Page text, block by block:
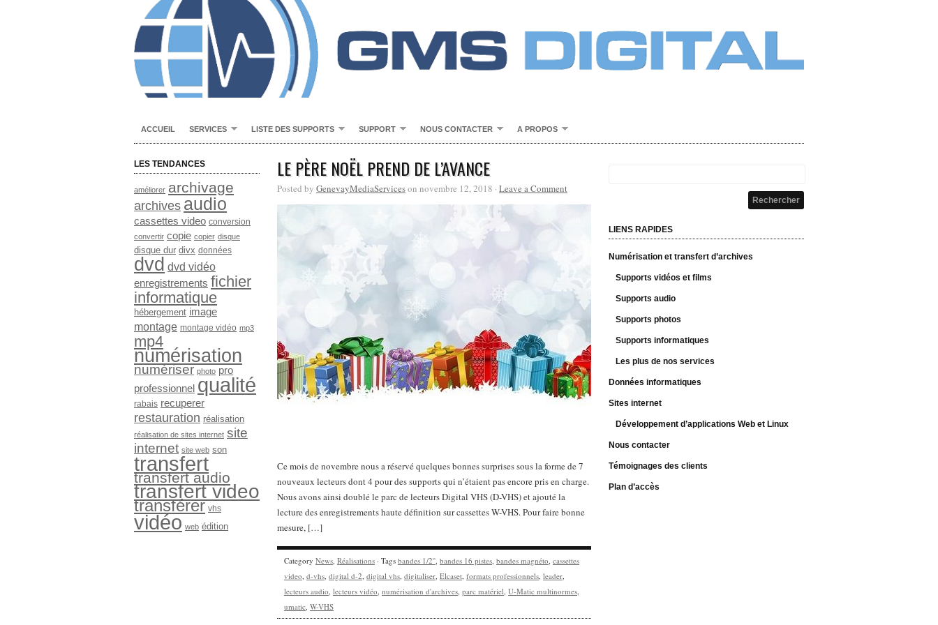
ACCUEIL SERVICES LISTE DES SUPPORTS SUPPORT NOUS CONTACTER A PROPOS
LES TENDANCES
améliorer archivage
archives audio
cassettes video conversion
convertir copie copier disque
disque dur divx données
dvd dvd vidéo
enregistrements fichier
informatique
hébergement image
montage montage vidéo mp3
mp4
numérisation
numériser photo pro
professionnel qualité
rabais recuperer
restauration réalisation
réalisation de sites internet site
internet site web son
transfert
transfert audio
transfert video
transférer vhs
vidéo web édition
LE PÈRE NOËL PREND DE L’AVANCE
Posted by GenevayMediaServiceson novembre 12, 2018 · Leave a Comment
Ce mois de novembre nous a réservé quelques bonnes surprises sous la forme de 7
nouveaux lecteurs dont 4 pour des supports qui n’étaient pas encore pris en charge.
Nous avons ainsi doublé le parc de lecteurs Digital VHS (D-VHS) et ajouté la
lecture des enregistrements haute définition sur cassettes W-VHS. Pour faire bonne
mesure, […]
Category News, Réalisations · Tags bandes 1/2'', bandes 16 pistes, bandes magnéto, cassettes
video, d-vhs, digital d-2, digital vhs, digitaliser, Elcaset, formats professionnels, leader,
lecteurs audio, lecteurs vidéo, numérisation d'archives, parc matériel, U-Matic multinormes,
umatic, W-VHS
LIENS RAPIDES
Numérisation et transfert d’archives
Supports vidéos et films
Supports audio
Supports photos
Supports informatiques
Les plus de nos services
Données informatiques
Sites internet
Développement d’applications Web et Linux
Nous contacter
Témoignages des clients
Plan d’accès